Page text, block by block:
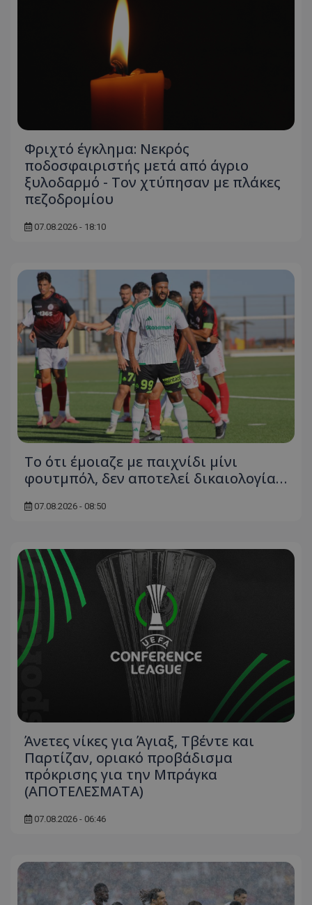
Φριχτό έγκλημα: Νεκρός
ποδοσφαιριστής μετά από άγριο
ξυλοδαρμό - Τον χτύπησαν με πλάκες
πεζοδρομίου
07.08.2026 - 18:10
Το ότι έμοιαζε με παιχνίδι μίνι
φουτμπόλ, δεν αποτελεί δικαιολογία…
07.08.2026 - 08:50
Άνετες νίκες για Άγιαξ, Τβέντε και
Παρτίζαν, οριακό προβάδισμα
πρόκρισης για την Μπράγκα
(ΑΠΟΤΕΛΕΣΜΑΤΑ)
07.08.2026 - 06:46